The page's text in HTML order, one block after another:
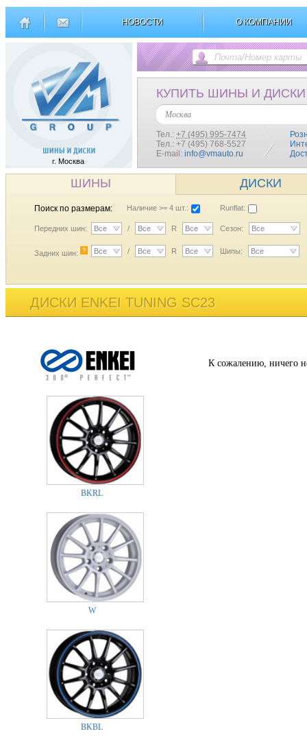
НОВОСТИ О КОМПАНИИ
г. Москва
КУПИТЬ ШИНЫ И ДИСКИ
Москва
Тел.: +7 (495) 995-7474
Тел.: +7 (495) 768-5527
E-mail: info@vmauto.ru
ШИНЫ ДИСКИ
Поиск по размерам: Наличие >= 4 шт.: Runflat:
Передних шин: Все / Все R Все Сезон: Все
Задних шин: ? Все / Все R Все Шипы: Все
ДИСКИ ENKEI TUNING SC23
BKRL
W
BKBL
К сожалению, ничего